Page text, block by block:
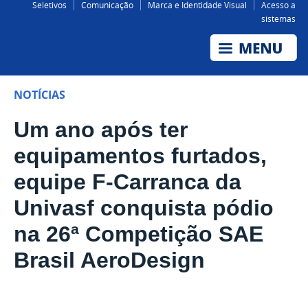
Seletivos
Comunicação Marca e Identidade Visual
Acesso a
sistemas
NOTÍCIAS
Um ano após ter
equipamentos furtados,
equipe F-Carranca da
Univasf conquista pódio
na 26ª Competição SAE
Brasil AeroDesign